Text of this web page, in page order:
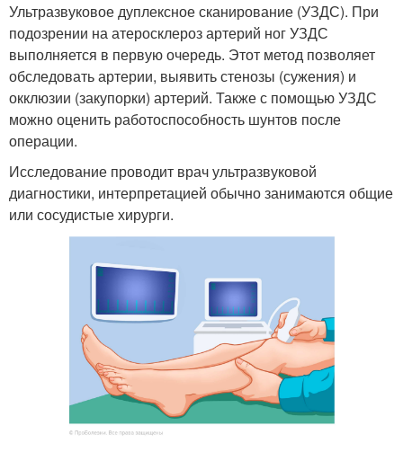
Ультразвуковое дуплексное сканирование (УЗДС). При
подозрении на атеросклероз артерий ног УЗДС
выполняется в первую очередь. Этот метод позволяет
обследовать артерии, выявить стенозы (сужения) и
окклюзии (закупорки) артерий. Также с помощью УЗДС
можно оценить работоспособность шунтов после
операции.
Исследование проводит врач ультразвуковой
диагностики, интерпретацией обычно занимаются общие
или сосудистые хирурги.